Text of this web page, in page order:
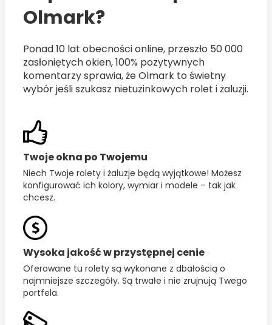
Olmark?
Ponad 10 lat obecności online, przeszło 50 000
zasłoniętych okien, 100% pozytywnych
komentarzy sprawia, że Olmark to świetny
wybór jeśli szukasz nietuzinkowych rolet i żaluzji.
Twoje okna po Twojemu
Niech Twoje rolety i żaluzje będą wyjątkowe! Możesz
konfigurować ich kolory, wymiar i modele – tak jak
chcesz.
Wysoka jakość w przystępnej cenie
Oferowane tu rolety są wykonane z dbałością o
najmniejsze szczegóły. Są trwałe i nie zrujnują Twego
portfela.